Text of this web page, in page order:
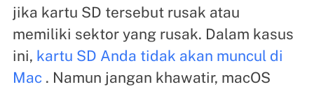
jika kartu SD tersebut rusak atau
memiliki sektor yang rusak. Dalam kasus
ini, kartu SD Anda tidak akan muncul di
Mac. Namun jangan khawatir, macOS